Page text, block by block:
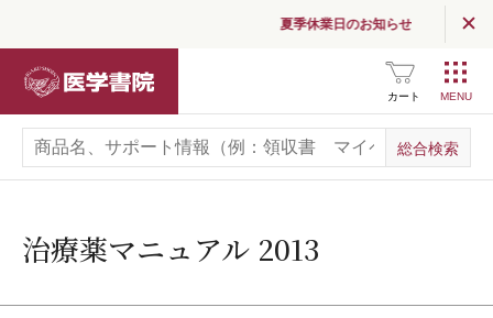
夏季休業日のお知らせ
カート
治療薬マニュアル 2013